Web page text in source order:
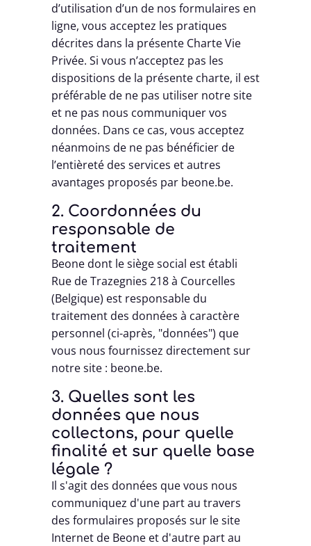
d’utilisation d’un de nos formulaires en
ligne, vous acceptez les pratiques
décrites dans la présente Charte Vie
Privée. Si vous n’acceptez pas les
dispositions de la présente charte, il est
préférable de ne pas utiliser notre site
et ne pas nous communiquer vos
données. Dans ce cas, vous acceptez
néanmoins de ne pas bénéficier de
l’entièreté des services et autres
avantages proposés par beone.be.
2. Coordonnées du
responsable de
traitement
Beone dont le siège social est établi
Rue de Trazegnies 218 à Courcelles
(Belgique) est responsable du
traitement des données à caractère
personnel (ci-après, "données") que
vous nous fournissez directement sur
notre site : beone.be.
3. Quelles sont les
données que nous
collectons, pour quelle
finalité et sur quelle base
légale ?
Il s'agit des données que vous nous
communiquez d'une part au travers
des formulaires proposés sur le site
Internet de Beone et d'autre part au